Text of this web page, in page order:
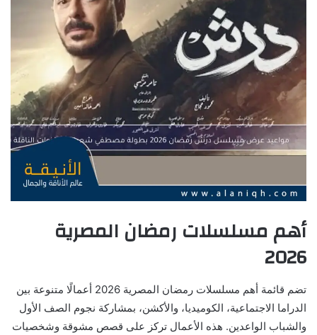
أهم مسلسلات رمضان المصرية
2026
تضم قائمة أهم مسلسلات رمضان المصرية 2026 أعمالًا متنوعة بين
الدراما الاجتماعية، الكوميديا، والأكشن، بمشاركة نجوم الصف الأول
والشباب الواعدين. هذه الأعمال تركز على قصص مشوقة وشخصيات